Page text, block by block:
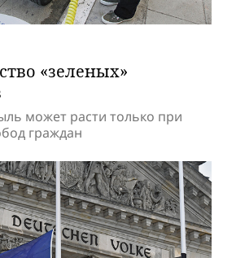
«зеленых»
может расти только при
граждан